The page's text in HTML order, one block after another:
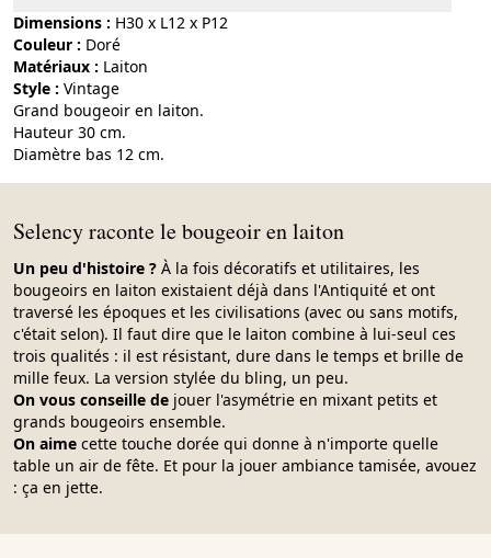
Dimensions : H30 x L12 x P12
Couleur :
doré
Matériaux :
laiton
Style :
vintage
Grand bougeoir en laiton.
Hauteur 30 cm.
Diamètre bas 12 cm.
Selency raconte le bougeoir en laiton
Un peu d'histoire ? À la fois décoratifs et utilitaires, les
bougeoirs en laiton existaient déjà dans l'Antiquité et ont
traversé les époques et les civilisations (avec ou sans motifs,
c'était selon). Il faut dire que le laiton combine à lui-seul ces
trois qualités : il est résistant, dure dans le temps et brille de
mille feux. La version stylée du bling, un peu.
On vous conseille de jouer l'asymétrie en mixant petits et
grands bougeoirs ensemble.
On aime cette touche dorée qui donne à n'importe quelle
table un air de fête. Et pour la jouer ambiance tamisée, avouez
: ça en jette.